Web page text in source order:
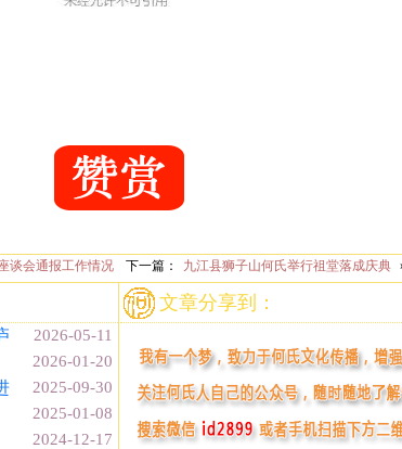
谈会通报工作情况 下一篇： 九江县狮子山何氏举行祖堂落成庆典
2026-05-11
2026-01-20
2025-09-30
2025-01-08
2024-12-17
文章分享到：